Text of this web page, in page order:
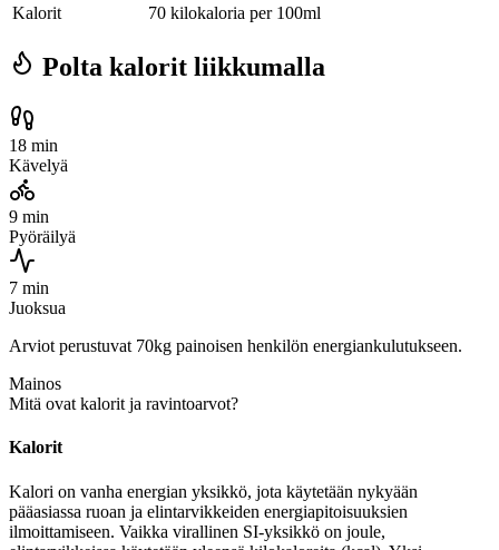
Kalorit
70 kilokaloria per 100ml
Polta kalorit liikkumalla
18 min
Kävelyä
9 min
Pyöräilyä
7 min
Juoksua
Arviot perustuvat 70kg painoisen henkilön energiankulutukseen.
Mainos
Mitä ovat kalorit ja ravintoarvot?
Kalorit
Kalori on vanha energian yksikkö, jota käytetään nykyään
pääasiassa ruoan ja elintarvikkeiden energiapitoisuuksien
ilmoittamiseen. Vaikka virallinen SI-yksikkö on joule,